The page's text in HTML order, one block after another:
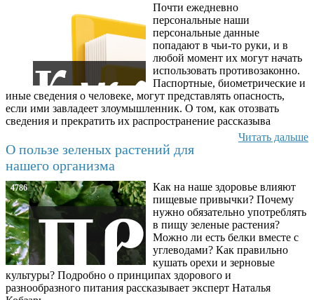
Почти ежедневно
персональные наши
персональные данные
попадают в чьи-то руки, и в
любой момент их могут начать
использовать противозаконно.
Паспортные, биометрические и
иные сведения о человеке, могут представлять опасность,
если ими завладеет злоумышленник. О том, как отозвать
сведения и прекратить их распространение рассказыва
Читать дальше
О пользе зеленых растений для
нашего организма
4786
Как на наше здоровье влияют
пищевые привычки? Почему
нужно обязательно употреблять
в пищу зеленые растения?
Можно ли есть белки вместе с
углеводами? Как правильно
кушать орехи и зерновые
культуры? Подробно о принципах здорового и
разнообразного питания рассказывает эксперт Наталья